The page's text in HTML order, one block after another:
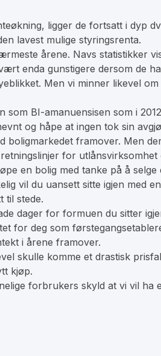
ligger de fortsatt i dyp
lavest mulige styringsrenta.
årene. Navs statistikker
enda gunstigere dersom de
Men vi minner likevel
BI-amanuensisen som i
og håpe at ingen tok sin
boligmarkedet framover. Men
for
en bolig med tanke på å
vil du uansett sitte igjen med
til stede.
dager for formuen du sitter
for deg som
i årene framover.
skulle komme et drastisk
kjøp.
forbrukers skyld at vi vil ha